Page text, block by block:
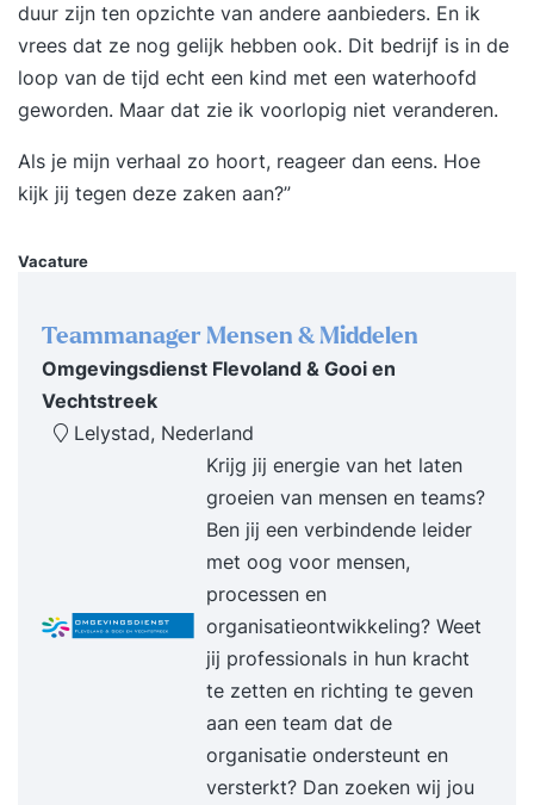
die meer rendement, voldoening en focus uit hun
werkdag willen halen. Wat deze tweedaagse
training uniek maakt In de training
‘Timemanagement’ worden gedragspsychologie,
gecombineerd. Je leert niet alleen je tijd te
managen, maar vooral het managen van jezelf.
tools voor directe toepassing in je werk.
Resultaat Na deze training weet je hoe je een
optimaal productiviteitsritme creëert. Je hebt
overzicht, focus en controle over je werk. Je
werkt met meer impact en minder stress. Ook
weet je bewust te communiceren tijdens kritieke
momenten en vergroot je invloed in uitdagende
situaties. Je boekt zichtbaar betere resultaten en
ervaart meer energie en voldoening in je werk.
Programma Dag 1 09:30 uur Start training Wat
effectief timemanagement werkelijk is en wat het
van jou vraagt. Inzicht in hoe jij je tijd momenteel
besteedt en waar winst te behalen is.
Energiegevers en energievreters: waar laad je van
op en waar loop je leeg. De relatie tussen
duur zijn ten opzichte van andere aanbieders. En ik
vrees dat ze nog gelijk hebben ook. Dit bedrijf is in de
loop van de tijd echt een kind met een waterhoofd
geworden. Maar dat zie ik voorlopig niet veranderen.
Als je mijn verhaal zo hoort, reageer dan eens. Hoe
kijk jij tegen deze zaken aan?”
Vacature
Teammanager Mensen & Middelen
Omgevingsdienst Flevoland & Gooi en
Vechtstreek
Lelystad, Nederland
Krijg jij energie van het laten
groeien van mensen en teams?
Ben jij een verbindende leider
met oog voor mensen,
processen en
organisatieontwikkeling? Weet
jij professionals in hun kracht
te zetten en richting te geven
aan een team dat de
organisatie ondersteunt en
versterkt? Dan zoeken wij jou